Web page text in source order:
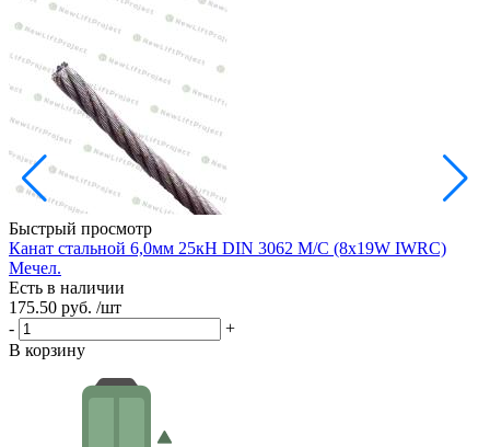
Быстрый просмотр
Канат стальной 6,0мм 25кН DIN 3062 М/С (8х19W IWRC)
Мечел.
Есть в наличии
175.50 руб. /шт
-
+
В корзину